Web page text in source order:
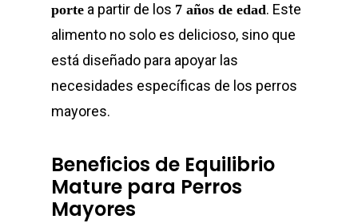
porte a partir de los 7 años de edad. Este
alimento no solo es delicioso, sino que
está diseñado para apoyar las
necesidades específicas de los perros
mayores.
Beneficios de Equilibrio
Mature para Perros
Mayores